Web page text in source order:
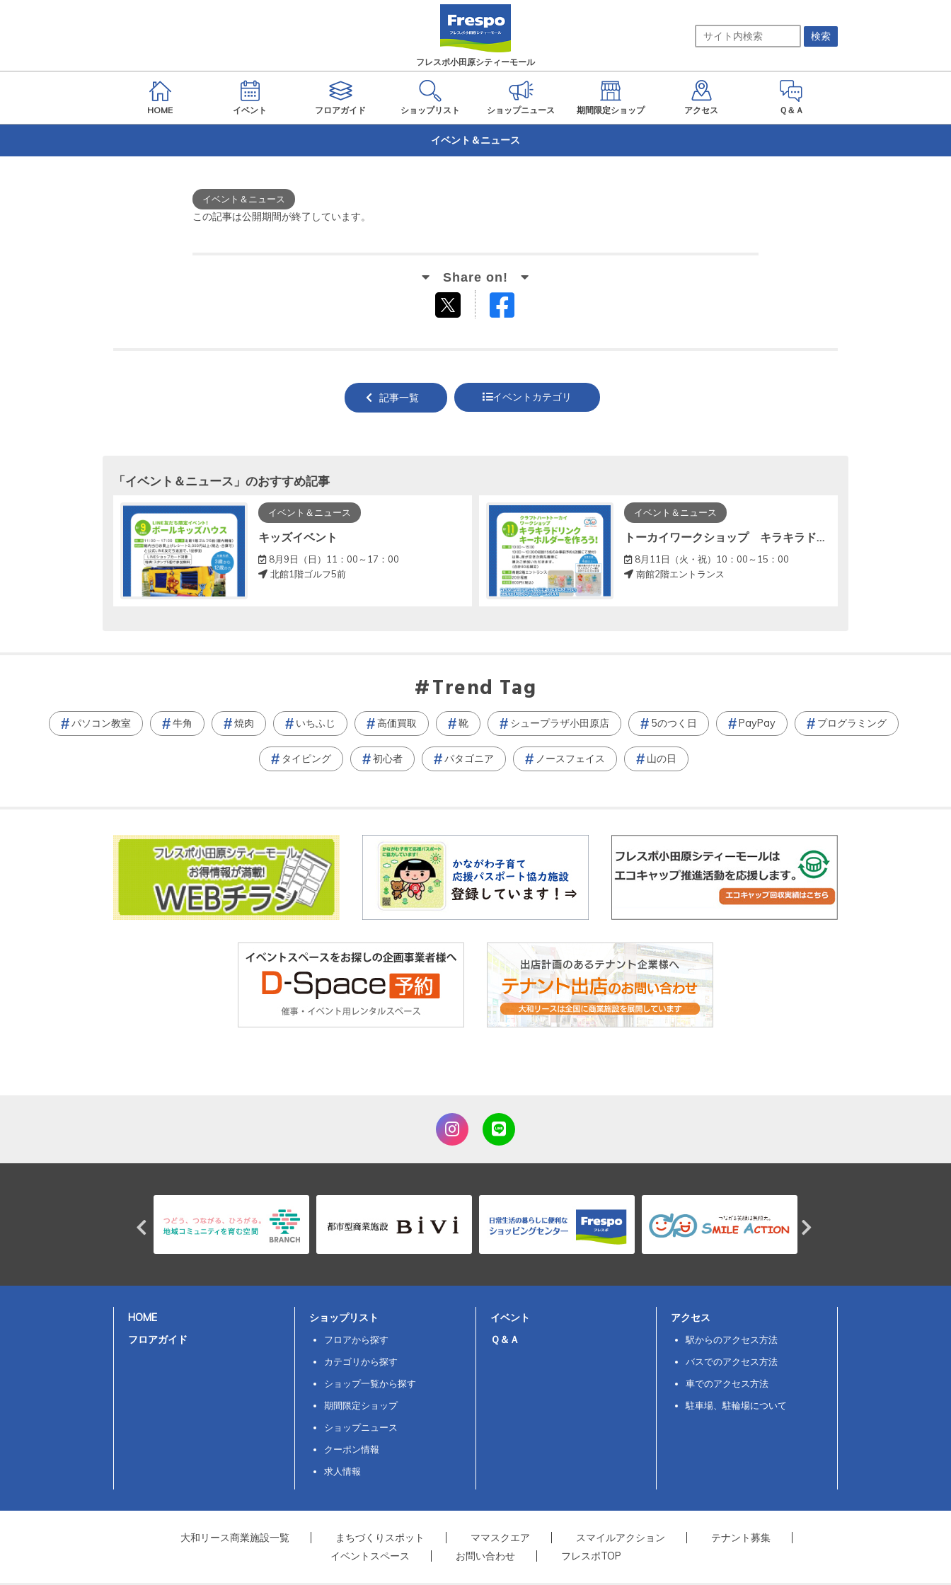
フレスポ小田原シティーモール
HOME イベント フロアガイド ショップリスト ショップニュース 期間限定ショップ アクセス Ｑ＆Ａ
イベント＆ニュース
イベント＆ニュース
この記事は公開期間が終了しています。
記事一覧 イベントカテゴリ
「イベント＆ニュース 」のおすすめ記事
イベント＆ニュース
キッズイベント
8月9日（日）11：00～17：00
北館1階ゴルフ5前
イベント＆ニュース
トーカイワークショップ キラキラドリンクキーホルダーを作ろう！
8月11日（火・祝）10：00～15：00
南館2階エントランス
Trend Tag
パソコン教室 牛角 焼肉 いちふじ 高価買取 靴 シュープラザ小田原店 5のつく日 PayPay プログラミング
タイピング 初心者 パタゴニア ノースフェイス 山の日
HOME
フロアガイド
ショップリスト
フロアから探す
カテゴリから探す
ショップ一覧から探す
期間限定ショップ
ショップニュース
クーポン情報
求人情報
イベント
Ｑ＆Ａ
アクセス
駅からのアクセス方法
バスでのアクセス方法
車でのアクセス方法
駐車場、駐輪場について
大和リース商業施設一覧 まちづくりスポット ママスクエア スマイルアクション
テナント募集
イベントスペース
お問い合わせ フレスポTOP